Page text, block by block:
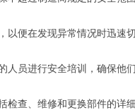
便在发现异常情况时迅速
员进行安全培训，确保他
查、维修和更换部件的详